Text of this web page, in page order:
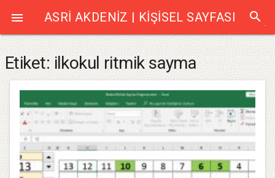
 ASRI AKDENIZ | KIŞISEL SAYFASI search
Etiket:ilkokul ritmik sayma